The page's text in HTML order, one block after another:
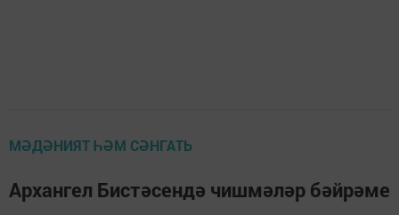
МӘДӘНИЯТ ҺӘМ СӘНГАТЬ
Архангел Бистәсендә чишмәләр бәйрәме